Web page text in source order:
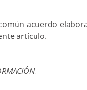
acuerdo
artículo.